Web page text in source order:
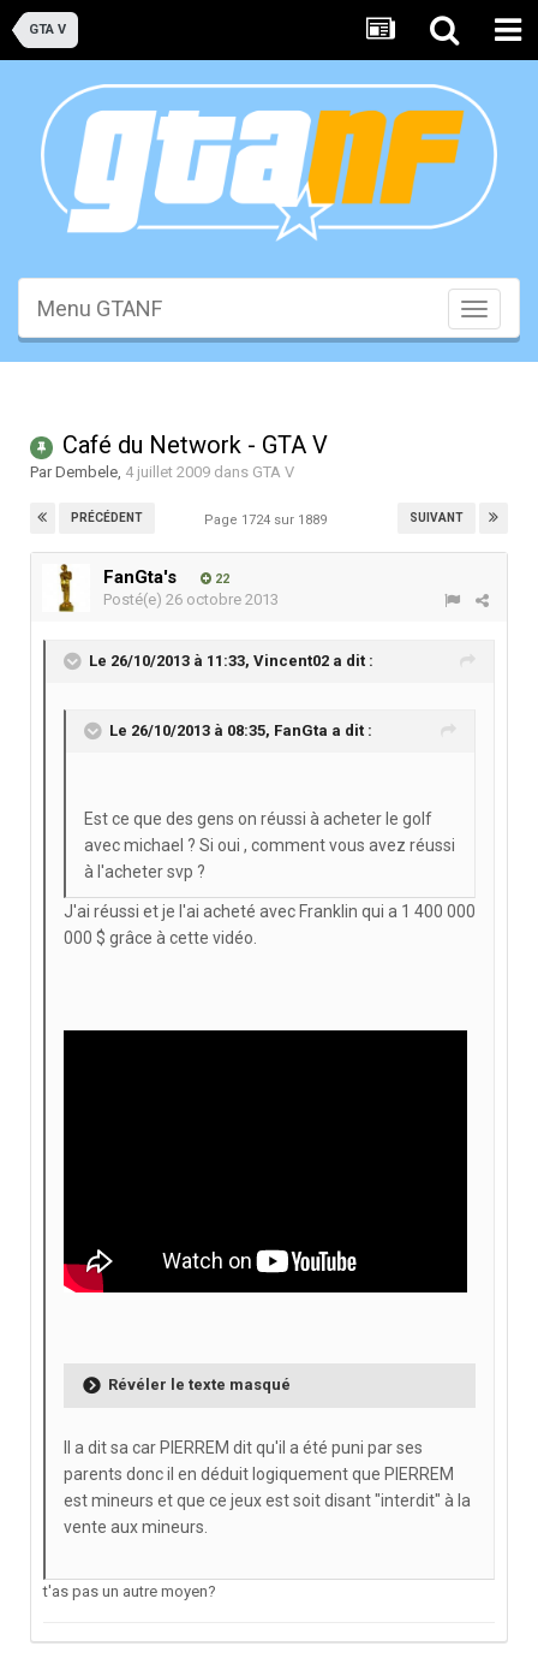
GTA V
Toggle
Menu GTANF
Café du Network - GTA V
ParDembele, 4 juillet 2009 dans GTA V
PRÉCÉDENT SUIVANT
Page 1724 sur 1889
FanGta's 22
Posté(e) 26 octobre 2013
Le 26/10/2013 à 11:33, Vincent02 a dit :
Le 26/10/2013 à 08:35, FanGta a dit :
Est ce que des gens on réussi à acheter le golf
avec michael ? Si oui , comment vous avez réussi
à l'acheter svp ?
J'ai réussi et je l'ai acheté avec Franklin qui a 1 400 000
000 $ grâce à cette vidéo.
Révéler le texte masqué
Il a dit sa car PIERREM dit qu'il a été puni par ses
parents donc il en déduit logiquement que PIERREM
est mineurs et que ce jeux est soit disant "interdit" à la
vente aux mineurs.
t'as pas un autre moyen?